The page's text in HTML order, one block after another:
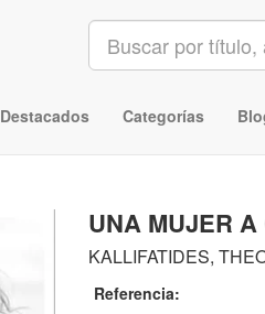
Destacados Categorías
UNA MUJER
KALLIFATIDES,
Referencia: